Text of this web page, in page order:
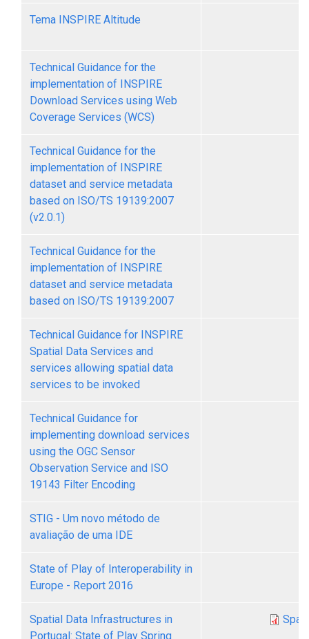
Tema INSPIRE Altitude
Technical Guidance for the
implementation of INSPIRE
Download Services using Web
Coverage Services (WCS)
Technical Guidance for the
implementation of INSPIRE
dataset and service metadata
based on ISO/TS 19139:2007
(v2.0.1)
Technical Guidance for the
implementation of INSPIRE
dataset and service metadata
based on ISO/TS 19139:2007
Technical Guidance for INSPIRE
Spatial Data Services and
services allowing spatial data
services to be invoked
Technical Guidance for
implementing download services
using the OGC Sensor
Observation Service and ISO
19143 Filter Encoding
STIG - Um novo método de
avaliação de uma IDE
State of Play of Interoperability in
Europe - Report 2016
Spatial Data Infrastructures in
Portugal: State of Play Spring